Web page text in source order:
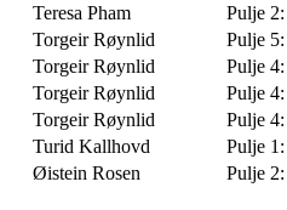
Teresa Pham
Pulje
Torgeir Røynlid
Pulje
Torgeir Røynlid
Pulje
Torgeir Røynlid
Pulje
Torgeir Røynlid
Pulje
Turid Kallhovd
Pulje
Øistein Rosen
Pulje